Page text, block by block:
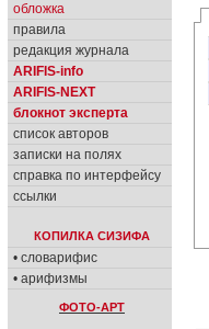
обложка
правила
редакция журнала
ARIFIS-info
ARIFIS-NEXT
блокнот эксперта
список авторов
записки на полях
справка по интерфейсу
ссылки
КОПИЛКА СИЗИФА
• словарифис
• арифизмы
ФОТО-АРТ